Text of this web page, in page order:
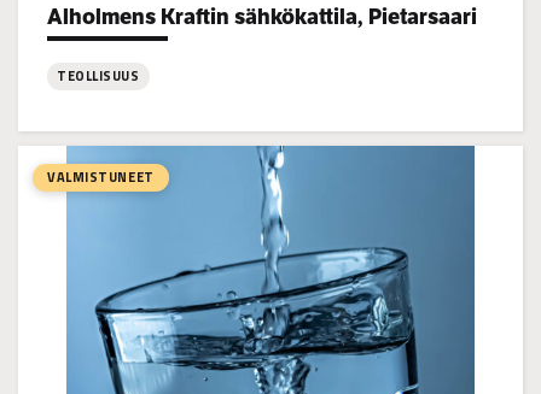
Alholmens Kraftin sähkökattila, Pietarsaari
Project types:
TEOLLISUUS
Alholmens
Kraftin
sähkökattila,
VALMISTUNEET